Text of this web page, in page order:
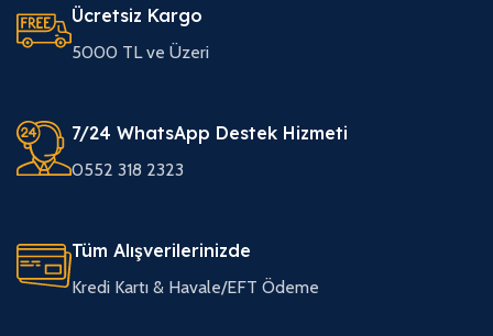
Ücretsiz Kargo
5000 TL ve Üzeri
7/24 WhatsApp Destek Hizmeti
0552 318 2323
Tüm Alışverilerinizde
Kredi Kartı & Havale/EFT Ödeme